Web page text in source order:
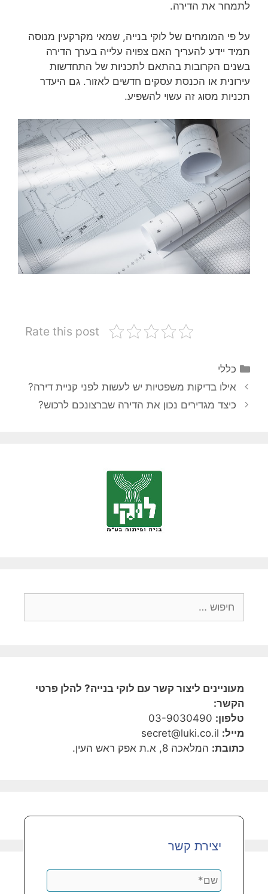
לתמחר את הדירה.
על פי המומחים של לוקי בנייה, שמאי מקרקעין מנוסה
תמיד יידע להעריך האם צפויה עלייה בערך הדירה
בשנים הקרובות בהתאם לתכניות של התחדשות
עירונית או הכנסת עסקים חדשים לאזור. גם היעדר
תכניות מסוג זה עשוי להשפיע.
Rate this post
קטגוריות
כללי
אילו בדיקות משפטיות יש לעשות לפני קניית דירה?
כיצד מגדירים נכון את הדירה שברצונכם לרכוש?
מעוניינים ליצור קשר עם לוקי בנייה? להלן פרטי
הקשר:
טלפון:
מייל:
כתובת: המלאכה 8, א.ת אפק ראש העין.
יצירת קשר